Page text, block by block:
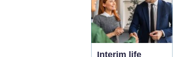
Interim life